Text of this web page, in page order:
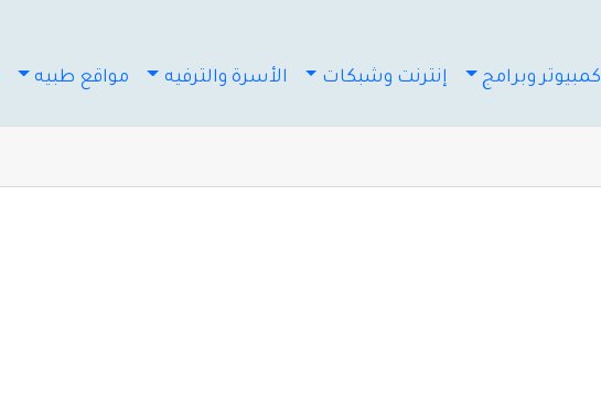
كمبيوتر وبرامج إنترنت وشبكات الأسرة والترفيه مواقع طبيه